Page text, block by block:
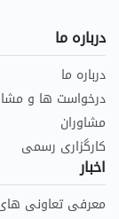
درباره ما
درباره ما
درخواست ها و
مشاوران
کارگزاری رسمی
اخبار
معرفی تعاونی